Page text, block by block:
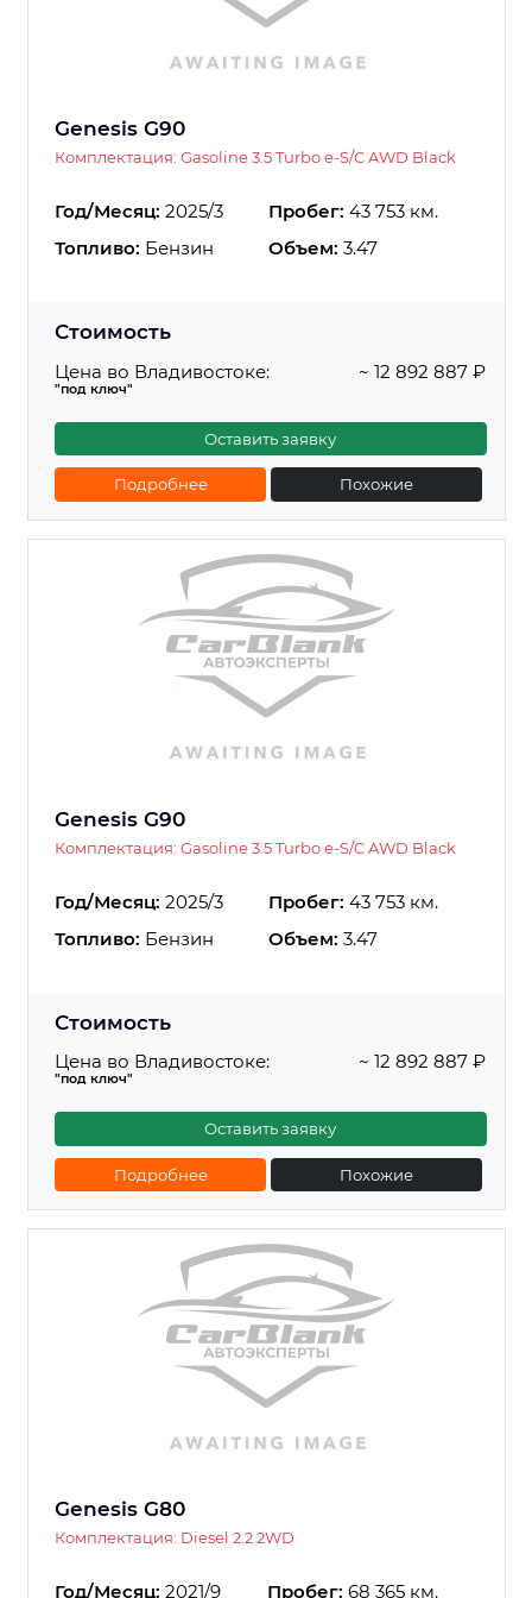
Genesis G90
Комплектация: Gasoline 3.5 Turbo e-S/C AWD Black
Год/Месяц: 2025/3 Пробег: 43 753 км.
Топливо: Бензин Объем: 3.47
Стоимость
Цена во Владивостоке:
"под ключ"
~ 12 892 887 ₽
Оставить заявку
Подробнее Похожие
Genesis G90
Комплектация: Gasoline 3.5 Turbo e-S/C AWD Black
Год/Месяц: 2025/3 Пробег: 43 753 км.
Топливо: Бензин Объем: 3.47
Стоимость
Цена во Владивостоке:
"под ключ"
~ 12 892 887 ₽
Оставить заявку
Подробнее Похожие
Genesis G80
Комплектация: Diesel 2.2 2WD
Год/Месяц: 2021/9 Пробег: 68 365 км.